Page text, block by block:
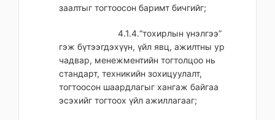
заалтыг тогтоосон баримт бичгийг;
4.1.4.“тохирлын үнэлгээ”
гэж бүтээгдэхүүн, үйл явц, ажилтны ур
чадвар, менежментийн тогтолцоо нь
стандарт, техникийн зохицуулалт,
тогтоосон шаардлагыг хангаж байгаа
эсэхийг тогтоох үйл ажиллагааг;